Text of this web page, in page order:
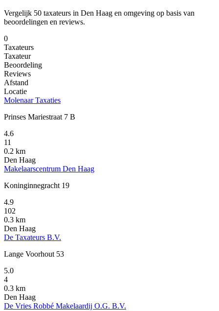
Vergelijk 50 taxateurs in Den Haag en omgeving op basis van
beoordelingen en reviews.
0
Taxateurs
Taxateur
Beoordeling
Reviews
Afstand
Locatie
Molenaar Taxaties
Prinses Mariestraat 7 B
4.6
11
0.2 km
Den Haag
Makelaarscentrum Den Haag
Koninginnegracht 19
4.9
102
0.3 km
Den Haag
De Taxateurs B.V.
Lange Voorhout 53
5.0
4
0.3 km
Den Haag
De Vries Robbé Makelaardij O.G. B.V.